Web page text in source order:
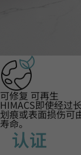
可修复 可再生
HIMACS即使经过
划痕或表面损伤可
寿命。
认证‌